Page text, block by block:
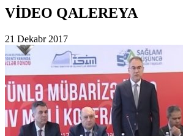
VİDEO QALEREYA
21 Dekabr 2017